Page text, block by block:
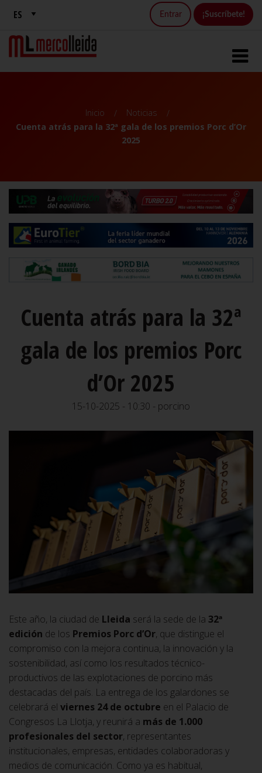
Entrar ¡Suscríbete!
Inicio
Noticias
Cuenta atrás para la 32ª gala de los premios Porc d’Or
2025
Cuenta atrás para la 32ª
gala de los premios Porc
d’Or 2025
15-10-2025 - 10:30 - porcino
Este año, la ciudad de Lleida será la sede de la 32ª
edición de los Premios Porc d’Or, que distingue el
compromiso con la mejora continua, la innovación y la
sostenibilidad, así como los resultados técnico-
productivos de las explotaciones de porcino más
destacadas del país. La entrega de los galardones se
celebrará el viernes 24 de octubre en el Palacio de
Congresos La Llotja, y reunirá a más de 1.000
profesionales del sector, representantes
institucionales, empresas, entidades colaboradoras y
medios de comunicación. Como ya es habitual,